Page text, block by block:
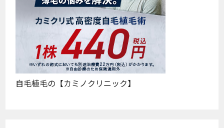
自毛植毛の【カミノクリニック】